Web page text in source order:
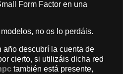
Form Factor en una
no os lo perdáis.
año descubrí la cuenta de
cierto, si utilizáis dicha red
también está presente,